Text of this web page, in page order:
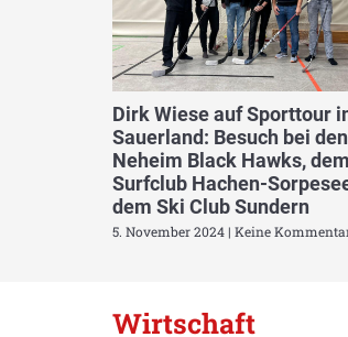
Dirk Wiese auf Sporttour
Sauerland: Besuch bei den
Neheim Black Hawks, dem
Surfclub Hachen-
dem Ski Club Sundern
5. November 2024 Keine
Wirtschaft